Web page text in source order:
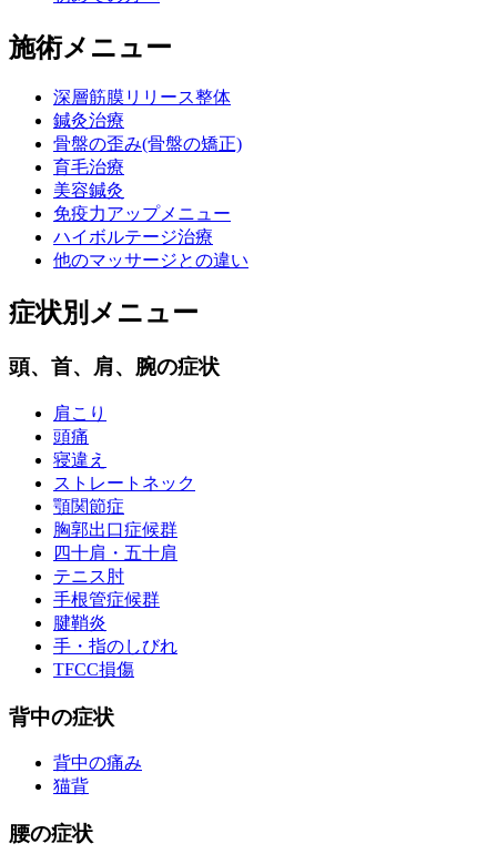
施術メニュー
深層筋膜リリース整体
鍼灸治療
骨盤の歪み(骨盤の矯正)
育毛治療
美容鍼灸
免疫力アップメニュー
ハイボルテージ治療
他のマッサージとの違い
症状別メニュー
頭、首、肩、腕の症状
肩こり
頭痛
寝違え
ストレートネック
顎関節症
胸郭出口症候群
四十肩・五十肩
テニス肘
手根管症候群
腱鞘炎
手・指のしびれ
TFCC損傷
背中の症状
背中の痛み
猫背
腰の症状